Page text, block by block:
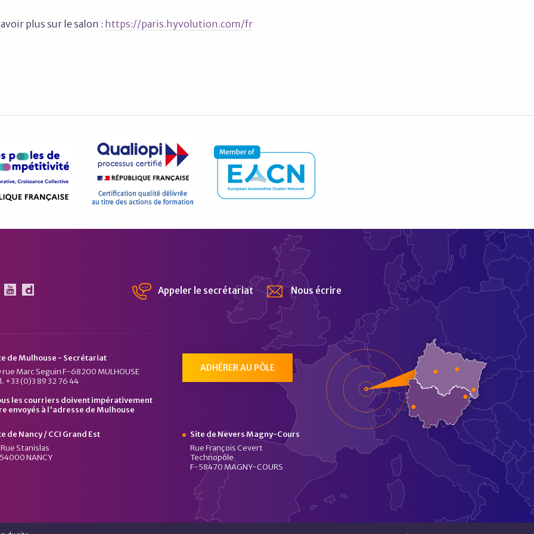
plus sur le salon : https://paris.hyvolution.com/fr
Chaîne Dailymotion du Pôle Véhicule du Futur
Appeler le secrétariat Nous écrire
de Mulhouse - Secrétariat
rue Marc Seguin F-68200 MULHOUSE
+33 (0)3 89 32 76 44
les courriers doivent impérativement
envoyés à l'adresse de Mulhouse
ADHÉRER AU PÔLE
de Nancy / CCI Grand Est
Rue Stanislas
NANCY
Site de Nevers Magny-Cours
Rue François Cevert
Technopôle
F-58470 MAGNY-COURS